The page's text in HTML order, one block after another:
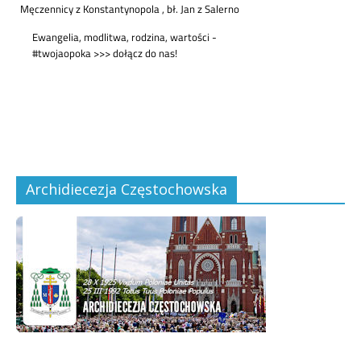
Archidiecezja Częstochowska